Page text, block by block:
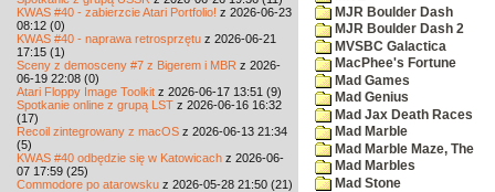
KWAS #40 - zabierzcie Atari Portfolio! z 2026-06-23
08:12 (0)
KWAS #40 - naprawa retrosprzętu z 2026-06-21
17:15 (1)
Sceny z demosceny #7 z Bigerem i MBR z 2026-
06-19 22:08 (0)
Atari Floppy Image Toolkit z 2026-06-17 13:51 (9)
Spotkanie online z grupą LST z 2026-06-16 16:32
(17)
Recoil zintegrowany z macOS z 2026-06-13 21:34
(5)
KWAS #40 odbędzie się w Katowicach z 2026-06-
07 17:59 (25)
Commodore po atarowsku z 2026-05-28 21:50 (21)
MJR Boulder Dash
MJR Boulder Dash 2
MVSBC Galactica
MacPhee's Fortune
Mad Games
Mad Genius
Mad Jax Death Races
Mad Marble
Mad Marble Maze, The
Mad Marbles
Mad Stone